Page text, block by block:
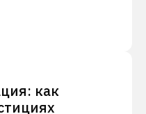
как